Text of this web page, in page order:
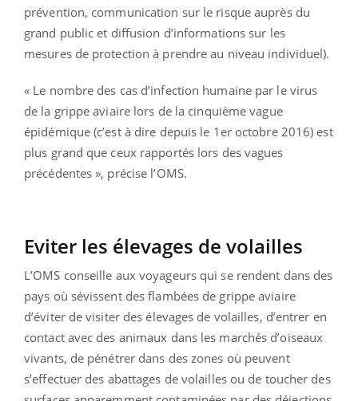
prévention, communication sur le risque auprès du
grand public et diffusion d’informations sur les
mesures de protection à prendre au niveau individuel).
« Le nombre des cas d’infection humaine par le virus
de la grippe aviaire lors de la cinquième vague
épidémique (c’est à dire depuis le 1er octobre 2016) est
plus grand que ceux rapportés lors des vagues
précédentes », précise l’OMS.
Eviter les élevages de volailles
L’OMS conseille aux voyageurs qui se rendent dans des
pays où sévissent des flambées de grippe aviaire
d’éviter de visiter des élevages de volailles, d’entrer en
contact avec des animaux dans les marchés d’oiseaux
vivants, de pénétrer dans des zones où peuvent
s’effectuer des abattages de volailles ou de toucher des